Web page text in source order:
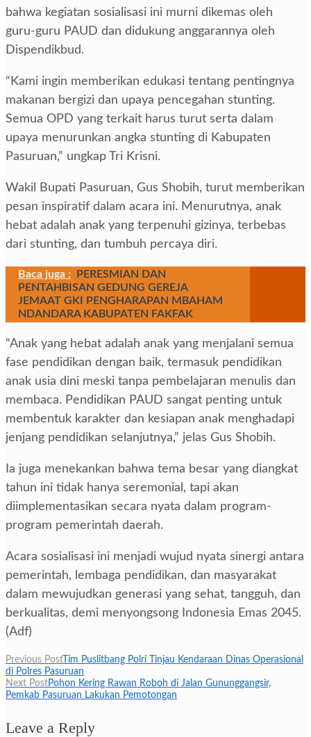
bahwa kegiatan sosialisasi ini murni dikemas oleh
guru-guru PAUD dan didukung anggarannya oleh
Dispendikbud.
“Kami ingin memberikan edukasi tentang pentingnya
makanan bergizi dan upaya pencegahan stunting.
Semua OPD yang terkait harus turut serta dalam
upaya menurunkan angka stunting di Kabupaten
Pasuruan,” ungkap Tri Krisni.
Wakil Bupati Pasuruan, Gus Shobih, turut memberikan
pesan inspiratif dalam acara ini. Menurutnya, anak
hebat adalah anak yang terpenuhi gizinya, terbebas
dari stunting, dan tumbuh percaya diri.
Baca juga :
PERESMIAN DAN
PENTAHBISAN GEDUNG GEREJA
JEMAAT GKI PENGHARAPAN MBAHAM
NDANDARA KABUPATEN FAKFAK
“Anak yang hebat adalah anak yang menjalani semua
fase pendidikan dengan baik, termasuk pendidikan
anak usia dini meski tanpa pembelajaran menulis dan
membaca. Pendidikan PAUD sangat penting untuk
membentuk karakter dan kesiapan anak menghadapi
jenjang pendidikan selanjutnya,” jelas Gus Shobih.
Ia juga menekankan bahwa tema besar yang diangkat
tahun ini tidak hanya seremonial, tapi akan
diimplementasikan secara nyata dalam program-
program pemerintah daerah.
Acara sosialisasi ini menjadi wujud nyata sinergi antara
pemerintah, lembaga pendidikan, dan masyarakat
dalam mewujudkan generasi yang sehat, tangguh, dan
berkualitas, demi menyongsong Indonesia Emas 2045.
(Adf)
Navigasi
pos
Previous PostTim Puslitbang Polri Tinjau Kendaraan Dinas Operasional
di Polres Pasuruan
Next PostPohon Kering Rawan Roboh di Jalan Gununggangsir,
Pemkab Pasuruan Lakukan Pemotongan
Leave a Reply